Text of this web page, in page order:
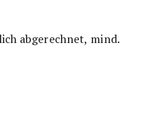
abgerechnet, mind.